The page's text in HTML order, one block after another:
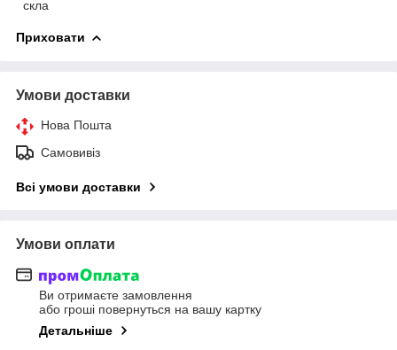
скла
Приховати
Умови доставки
Нова Пошта
Самовивіз
Всі умови доставки
Умови оплати
Ви отримаєте замовлення
або гроші повернуться на вашу картку
Детальніше